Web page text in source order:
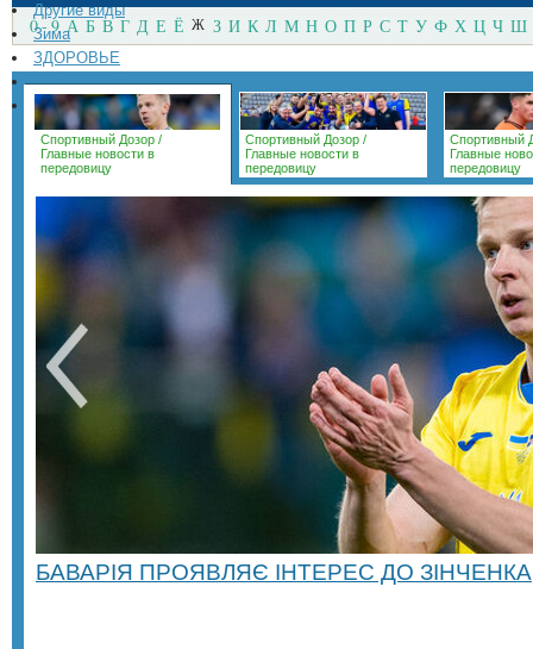
Другие виды
Зима
ЗДОРОВЬЕ
СпортМагазины
Архив
0 - 9 А Б В Г Д Е Ё Ж З И К Л М Н О П Р С Т У Ф Х Ц Ч Ш
Спортивный Дозор /
Главные новости в
передовицу
Спортивный Дозор /
Главные новости в
передовицу
Спортивный
Главные
передовицу
БАВАРІЯ ПРОЯВЛЯЄ ІНТЕРЕС ДО ЗІНЧЕНКА